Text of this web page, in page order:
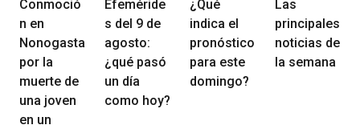
Conmoció
n en
Nonogasta
por la
muerte de
una joven
en un
Efeméride
s del 9 de
agosto:
¿qué pasó
un día
como hoy?
¿Qué
indica el
pronóstico
para este
domingo?
Las
principales
noticias de
la semana